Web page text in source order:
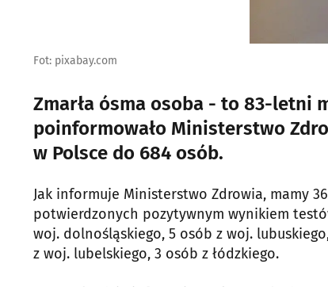
Fot: pixabay.com
Zmarła ósma osoba - to 83-letni
poinformowało Ministerstwo
w Polsce do 684 osób.
Jak informuje Ministerstwo Zdrowia, mamy
potwierdzonych pozytywnym wynikiem
woj. dolnośląskiego, 5 osób z woj.
z woj. lubelskiego, 3 osób z łódzkiego.